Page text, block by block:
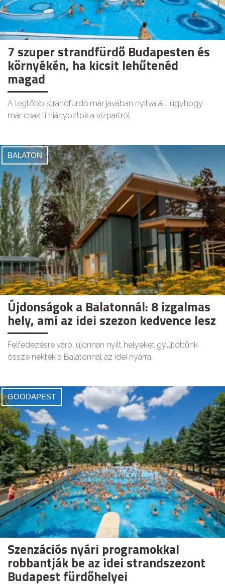
7 szuper strandfürdő Budapesten és
környékén, ha kicsit lehűtenéd
magad
A legtöbb strandfürdő már javában nyitva áll, úgyhogy
már csak ti hiányoztok a vízpartról.
BALATON
Újdonságok a Balatonnál: 8 izgalmas
hely, ami az idei szezon kedvence lesz
Felfedezésre váró, újonnan nyílt helyeket gyűjtöttünk
össze nektek a Balatonnál az idei nyárra.
GOODAPEST
Szenzációs nyári programokkal
robbantják be az idei strandszezont
Budapest fürdőhelyei